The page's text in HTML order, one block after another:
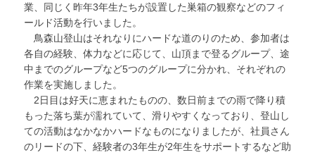
業、同じく昨年3年生たちが設置した巣箱の観察などのフィ
ールド活動を行いました。
鳥森山登山はそれなりにハードな道のりのため、参加者は
各自の経験、体力などに応じて、山頂まで登るグループ、途
中までのグループなど5つのグループに分かれ、それぞれの
作業を実施しました。
2日目は好天に恵まれたものの、数日前までの雨で降り積
もった落ち葉が濡れていて、滑りやすくなっており、登山し
ての活動はなかなかハードなものになりましたが、社員さん
のリードの下、経験者の3年生が2年生をサポートするなど助